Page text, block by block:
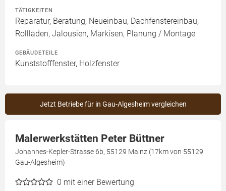
TÄTIGKEITEN
Reparatur, Beratung, Neueinbau, Dachfenstereinbau,
Rollläden, Jalousien, Markisen, Planung / Montage
GEBÄUDETEILE
Kunststofffenster, Holzfenster
Jetzt Betriebe für in Gau-Algesheim vergleichen
Malerwerkstätten Peter Büttner
Johannes-Kepler-Strasse 6b, 55129 Mainz (17km von 55129
Gau-Algesheim)
0 mit einer Bewertung